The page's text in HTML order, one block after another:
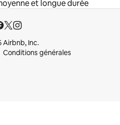
et longue durée
Airbnb, Inc.
Conditions générales